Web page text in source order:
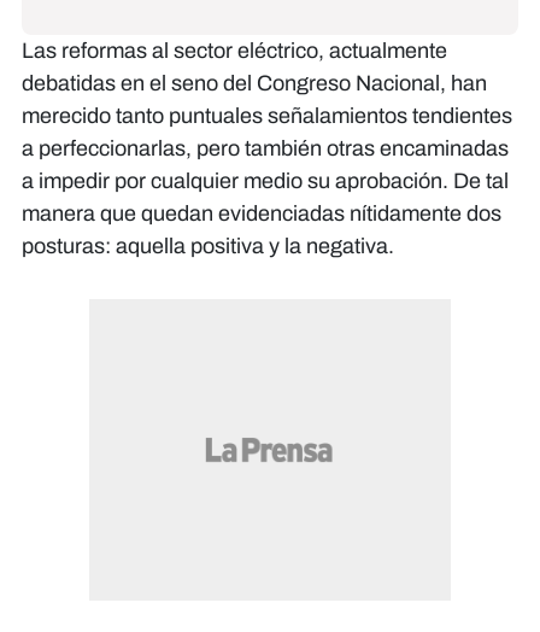
Las reformas al sector eléctrico, actualmente
debatidas en el seno del Congreso Nacional, han
merecido tanto puntuales señalamientos tendientes
a perfeccionarlas, pero también otras encaminadas
a impedir por cualquier medio su aprobación. De tal
manera que quedan evidenciadas nítidamente dos
posturas: aquella positiva y la negativa.